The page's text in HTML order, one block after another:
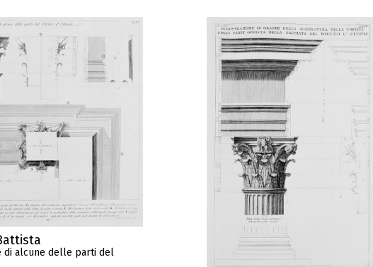
di alcune delle parti del